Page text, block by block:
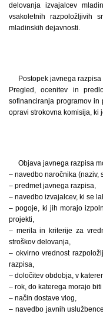
delovanja izvajalcev
vsakoletnih razpoložljivih
mladinskih dejavnosti.
Postopek javnega
Pregled, ocenitev in
sofinanciranja programov
opravi strokovna komisija, ki
Objava javnega razpisa
– navedbo naročnika (naziv,
– predmet javnega razpisa,
– navedbo izvajalcev, ki se
– pogoje, ki jih morajo
projekti,
– merila in kriterije za
stroškov delovanja,
– okvirno vrednost
razpisa,
– določitev obdobja, v
– rok, do katerega morajo
– način dostave vlog,
– navedbo javnih